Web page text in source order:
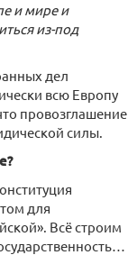
и мире и
из-под
дел
всю Европу
провозглашение
силы.
для
Всё строим